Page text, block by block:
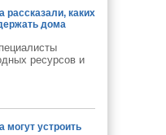
каких
дома
ресурсов и
могут устроить